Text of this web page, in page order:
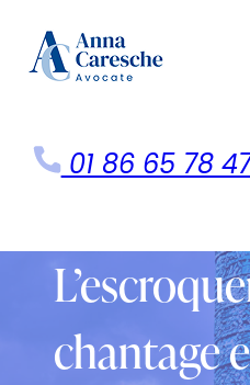
01 86 65 78
chantage